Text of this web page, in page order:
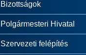
Bizottságok
Polgármesteri Hivatal
Szervezeti felépítés